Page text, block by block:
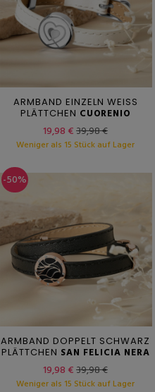
ARMBAND EINZELN WEISS
PLÄTTCHEN CUORENIO
19,98 €39,98 €
Weniger als 15 Stück auf Lager
-50%
ARMBAND DOPPELT SCHWARZ
PLÄTTCHEN SAN FELICIA NERA
19,98 €39,98 €
Weniger als 15 Stück auf Lager